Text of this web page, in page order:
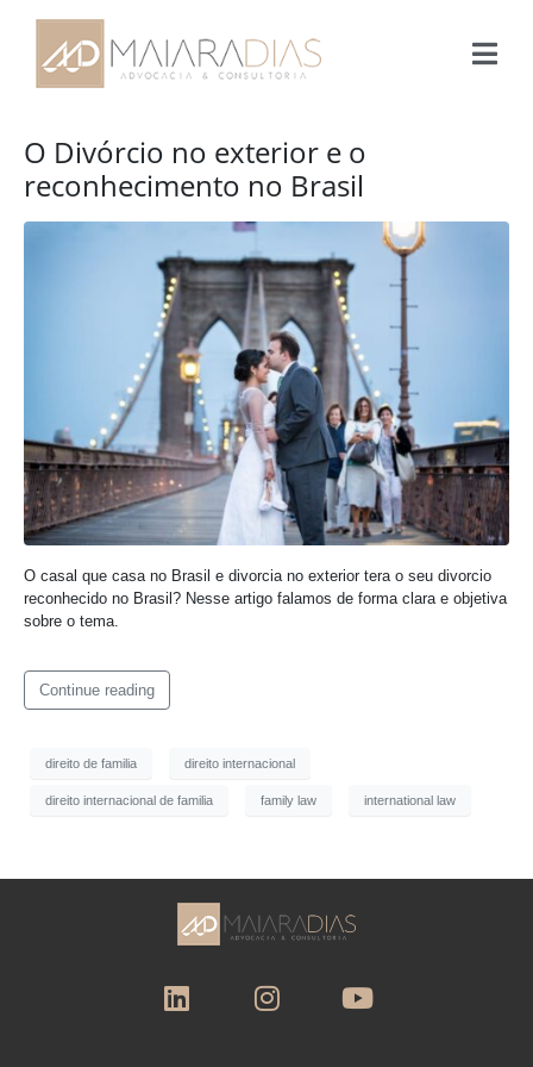
O Divórcio no exterior e o
reconhecimento no Brasil
O casal que casa no Brasil e divorcia no exterior tera o seu divorcio
reconhecido no Brasil? Nesse artigo falamos de forma clara e objetiva
sobre o tema.
Continue reading
direito de familia direito internacional
direito internacional de familia family law international law